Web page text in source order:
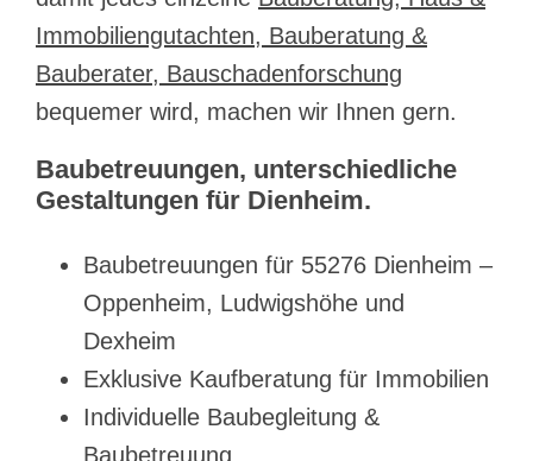
Immobiliengutachten, Bauberatung &
Bauberater, Bauschadenforschung
bequemer wird, machen wir Ihnen gern.
Baubetreuungen, unterschiedliche
Gestaltungen für Dienheim.
Baubetreuungen für 55276 Dienheim –
Oppenheim, Ludwigshöhe und
Dexheim
Exklusive Kaufberatung für Immobilien
Individuelle Baubegleitung &
Baubetreuung